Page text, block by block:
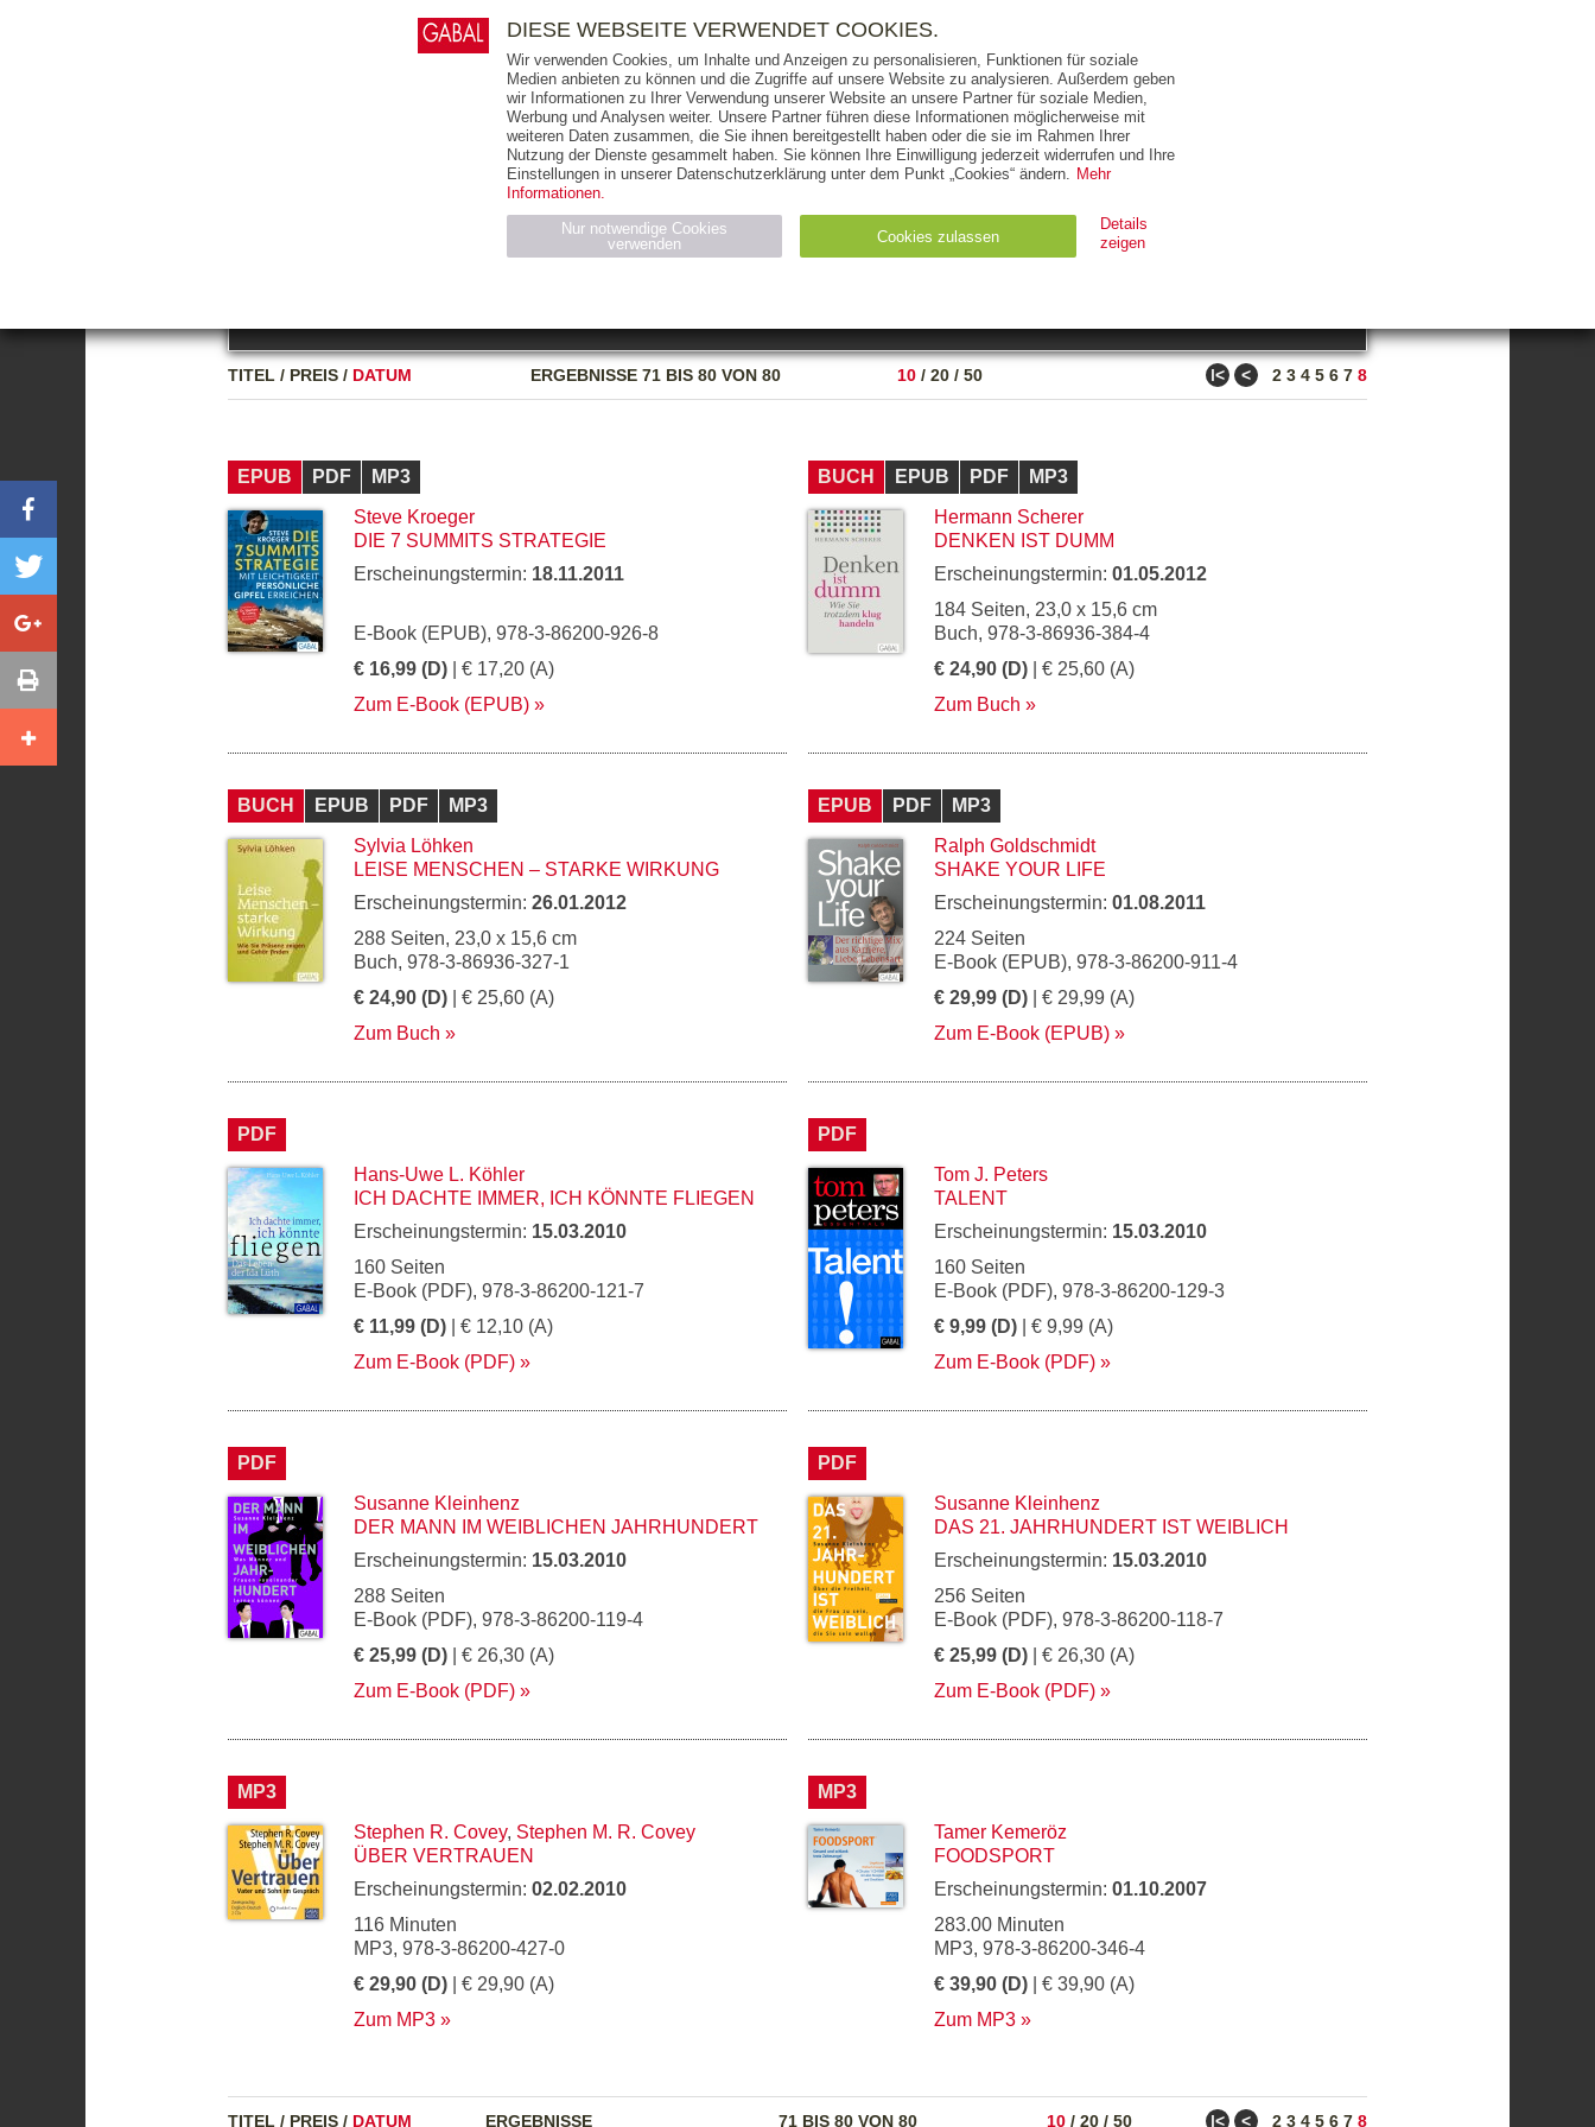
AUSGABEART AUS DER REIHE ZUM THEMA
TITEL / PREIS / DATUM ERGEBNISSE71 BIS 80 VON 80 10 / 20 / 50 ǀ< < 2 3 4 5 6 7 8
EPUB PDF
MP3
Steve Kroeger
DIE 7 SUMMITS STRATEGIE
Erscheinungstermin: 18.11.2011
E-Book (EPUB), 978-3-86200-926-8
€ 16,99 (D) | € 17,20 (A)
Zum E-Book (EPUB)
BUCH EPUB PDF
MP3
Hermann Scherer
DENKEN IST DUMM
Erscheinungstermin: 01.05.2012
184 Seiten, 23,0 x 15,6 cm
Buch, 978-3-86936-384-4
€ 24,90 (D) | € 25,60 (A)
Zum Buch
BUCH EPUB PDF
MP3
Sylvia Löhken
LEISE MENSCHEN – STARKE WIRKUNG
Erscheinungstermin: 26.01.2012
288 Seiten, 23,0 x 15,6 cm
Buch, 978-3-86936-327-1
€ 24,90 (D) | € 25,60 (A)
Zum Buch
EPUB PDF
MP3
Ralph Goldschmidt
SHAKE YOUR LIFE
Erscheinungstermin: 01.08.2011
224 Seiten
E-Book (EPUB), 978-3-86200-911-4
€ 29,99 (D) | € 29,99 (A)
Zum E-Book (EPUB)
PDF
Hans-Uwe L. Köhler
ICH DACHTE IMMER, ICH KÖNNTE FLIEGEN
Erscheinungstermin: 15.03.2010
160 Seiten
E-Book (PDF), 978-3-86200-121-7
€ 11,99 (D) | € 12,10 (A)
Zum E-Book (PDF)
PDF
Tom J. Peters
TALENT
Erscheinungstermin: 15.03.2010
160 Seiten
E-Book (PDF), 978-3-86200-129-3
€ 9,99 (D) | € 9,99 (A)
Zum E-Book (PDF)
PDF
Susanne Kleinhenz
DER MANN IM WEIBLICHEN JAHRHUNDERT
Erscheinungstermin: 15.03.2010
288 Seiten
E-Book (PDF), 978-3-86200-119-4
€ 25,99 (D) | € 26,30 (A)
Zum E-Book (PDF)
PDF
Susanne Kleinhenz
DAS 21. JAHRHUNDERT IST WEIBLICH
Erscheinungstermin: 15.03.2010
256 Seiten
E-Book (PDF), 978-3-86200-118-7
€ 25,99 (D) | € 26,30 (A)
Zum E-Book (PDF)
MP3
Stephen R. Covey, Stephen M. R. Covey
ÜBER VERTRAUEN
Erscheinungstermin: 02.02.2010
116 Minuten
MP3, 978-3-86200-427-0
€ 29,90 (D) | € 29,90 (A)
Zum MP3
MP3
Tamer Kemeröz
FOODSPORT
Erscheinungstermin: 01.10.2007
283.00 Minuten
MP3, 978-3-86200-346-4
€ 39,90 (D) | € 39,90 (A)
Zum MP3
TITEL / PREIS / DATUM ERGEBNISSE 71 BIS 80 VON 80 10/ 20/ 50 ǀ< < 2 3 4 5 6 7 8
E-BOOKS AUDIO-CDS MP3 NON-BOOKS
THEMEN AUTOREN VERLAG
RIGHTS PRESSE HANDEL FÜR UNTERNEHMEN
DIESE WEBSEITE VERWENDET COOKIES.
Wir verwenden Cookies, um Inhalte und Anzeigen zu personalisieren, Funktionen für soziale
Medien anbieten zu können und die Zugriffe auf unsere Website zu analysieren. Außerdem geben
wir Informationen zu Ihrer Verwendung unserer Website an unsere Partner für soziale Medien,
Werbung und Analysen weiter. Unsere Partner führen diese Informationen möglicherweise mit
weiteren Daten zusammen, die Sie ihnen bereitgestellt haben oder die sie im Rahmen Ihrer
Nutzung der Dienste gesammelt haben. Sie können Ihre Einwilligung jederzeit widerrufen und Ihre
Einstellungen in unserer Datenschutzerklärung unter dem Punkt „Cookies“ ändern. Mehr
Informationen.
Nur notwendige Cookies
verwenden
Cookies zulassen
Details
zeigen
Name Anbieter Zweck Ablauf
Typ
CMS_SESSION_ID
gabal-
Wird für die Speicherung der Benutzer-Session verwendet